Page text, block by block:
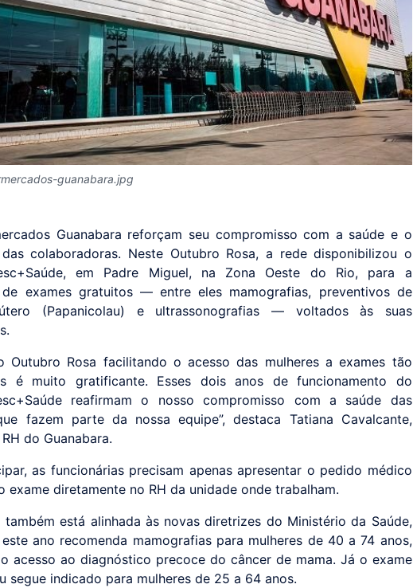
guanabara.jpg
Guanabara reforçam seu compromisso com a saúde e o
colaboradoras. Neste Outubro Rosa, a rede disponibilizou o
em Padre Miguel, na Zona Oeste do Rio, para a
de exames gratuitos — entre eles mamografias, preventivos de
(Papanicolau) e ultrassonografias — voltados às suas
Outubro Rosa facilitando o acesso das mulheres a exames tão
é muito gratificante. Esses dois anos de funcionamento do
reafirmam o nosso compromisso com a saúde das
fazem parte da nossa equipe”, destaca Tatiana Cavalcante,
do Guanabara.
as funcionárias precisam apenas apresentar o pedido médico
exame diretamente no RH da unidade onde trabalham.
está alinhada às novas diretrizes do Ministério da Saúde,
ano recomenda mamografias para mulheres de 40 a 74 anos,
acesso ao diagnóstico precoce do câncer de mama. Já o exame
segue indicado para mulheres de 25 a 64 anos.